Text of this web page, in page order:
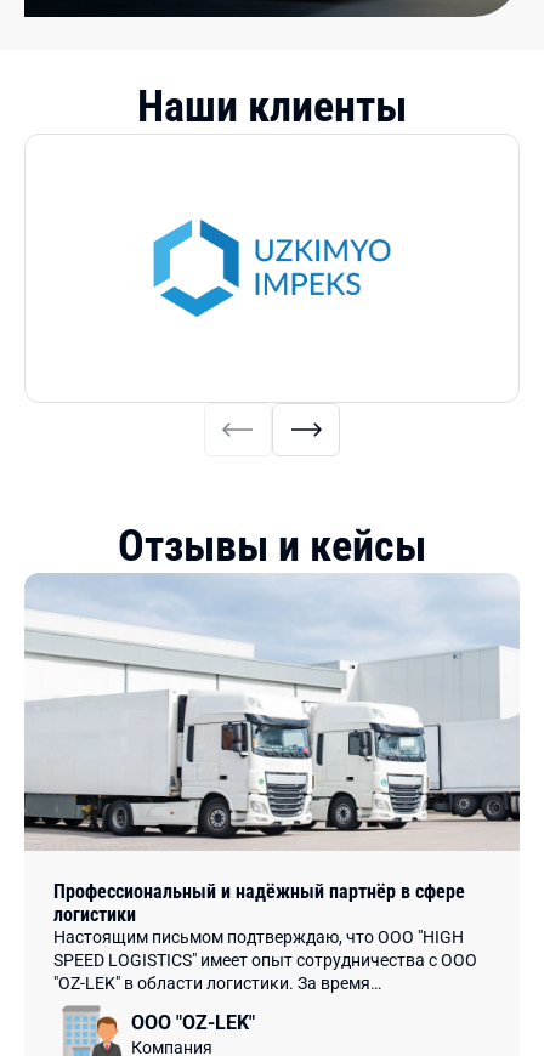
Наши клиенты
Отзывы и кейсы
Профессиональный и надёжный партнёр в сфере
логистики
Настоящим письмом подтверждаю, что ООО "HIGH
SPEED LOGISTICS" имеет опыт сотрудничества с ООО
"OZ-LEK" в области логистики. За время
сотрудничества сотрудники компании проявили
высокий профессионализм, творческий подход и
ООО "OZ-LEK"
Компания